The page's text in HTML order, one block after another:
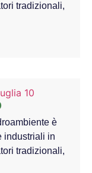
tradizionali,
è
industriali in
tradizionali,